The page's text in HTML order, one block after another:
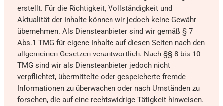
erstellt. Für die Richtigkeit, Vollständigkeit und
Aktualität der Inhalte können wir jedoch keine Gewähr
übernehmen. Als Diensteanbieter sind wir gemäß § 7
Abs.1 TMG für eigene Inhalte auf diesen Seiten nach den
allgemeinen Gesetzen verantwortlich. Nach §§ 8 bis 10
TMG sind wir als Diensteanbieter jedoch nicht
verpflichtet, übermittelte oder gespeicherte fremde
Informationen zu überwachen oder nach Umständen zu
forschen, die auf eine rechtswidrige Tätigkeit hinweisen.